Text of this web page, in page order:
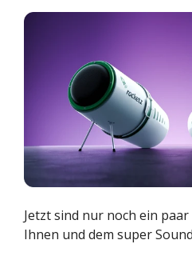
Jetzt sind nur noch ein paar
Ihnen und dem super